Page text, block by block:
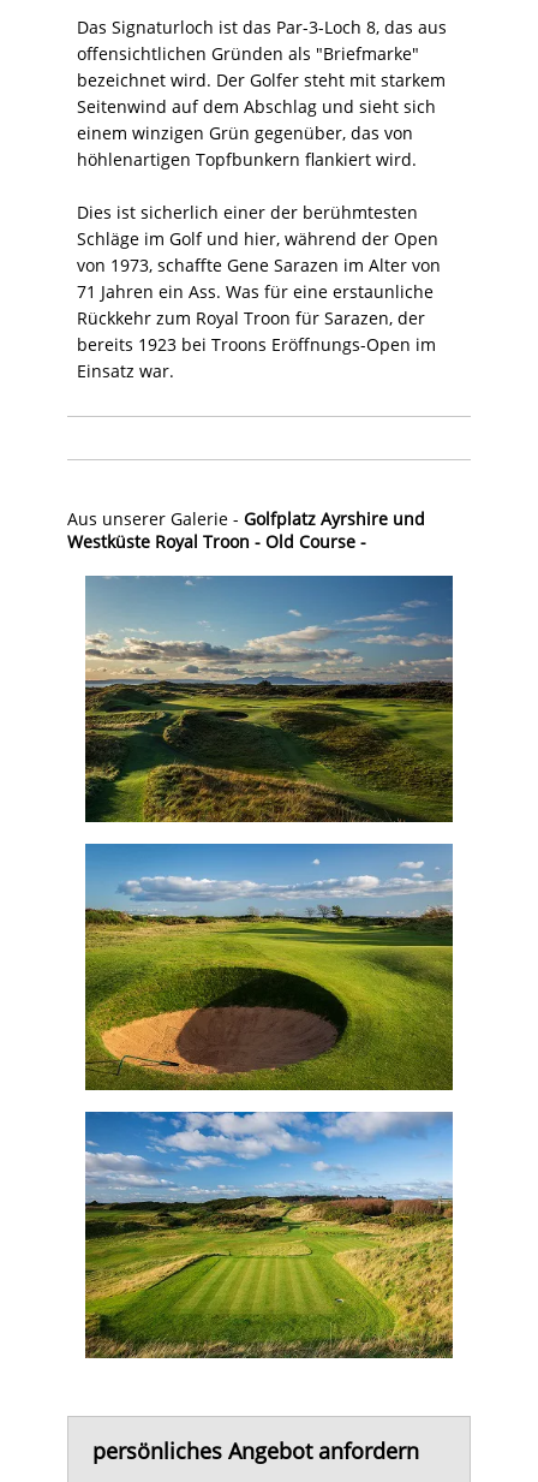
Das Signaturloch ist das Par-3-Loch 8, das aus
offensichtlichen Gründen als "Briefmarke"
bezeichnet wird. Der Golfer steht mit starkem
Seitenwind auf dem Abschlag und sieht sich
einem winzigen Grün gegenüber, das von
höhlenartigen Topfbunkern flankiert wird.
Dies ist sicherlich einer der berühmtesten
Schläge im Golf und hier, während der Open
von 1973, schaffte Gene Sarazen im Alter von
71 Jahren ein Ass. Was für eine erstaunliche
Rückkehr zum Royal Troon für Sarazen, der
bereits 1923 bei Troons Eröffnungs-Open im
Einsatz war.
Aus unserer Galerie - Golfplatz Ayrshire und
Westküste Royal Troon - Old Course -
persönliches Angebot anfordern